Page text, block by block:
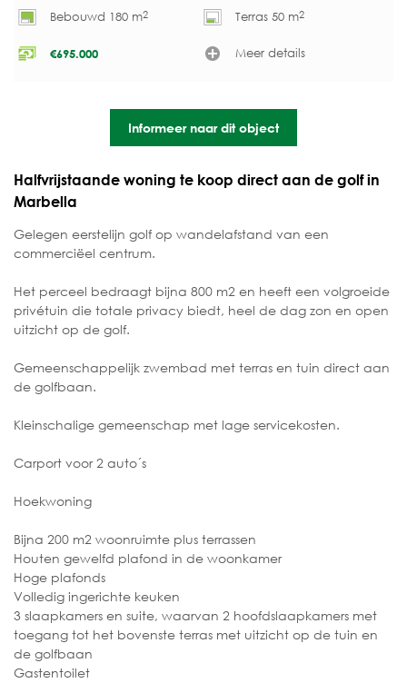
Bebouwd 180 m2 Terras 50 m2
€695.000 Meer details
Informeer naar dit object
Halfvrijstaande woning te koop direct aan de golf in
Marbella
Gelegen eerstelijn golf op wandelafstand van een
commerciëel centrum.
Het perceel bedraagt bijna 800 m2 en heeft een volgroeide
privétuin die totale privacy biedt, heel de dag zon en open
uitzicht op de golf.
Gemeenschappelijk zwembad met terras en tuin direct aan
de golfbaan.
Kleinschalige gemeenschap met lage servicekosten.
Carport voor 2 auto´s
Hoekwoning
Bijna 200 m2 woonruimte plus terrassen
Houten gewelfd plafond in de woonkamer
Hoge plafonds
Volledig ingerichte keuken
3 slaapkamers en suite, waarvan 2 hoofdslaapkamers met
toegang tot het bovenste terras met uitzicht op de tuin en
de golfbaan
Gastentoilet